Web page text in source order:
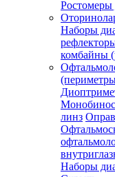
Ростомеры
Наборы
комбайны
линз
Наборы